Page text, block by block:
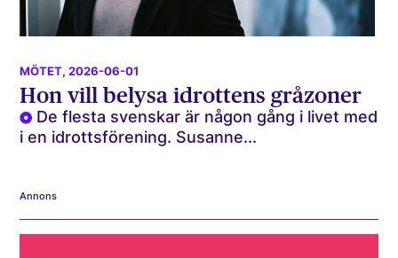
MÖTET, 2026-06-01
Hon vill belysa idrottens gråzoner
De flesta svenskar är någon gång i livet med
i en idrottsförening. Susanne...
Annons